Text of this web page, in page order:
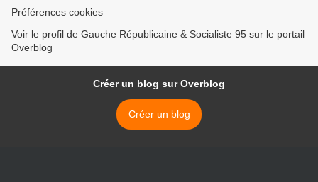
Préférences cookies
Voir le profil de Gauche Républicaine & Socialiste 95 sur le portail
Overblog
Créer un blog sur Overblog
Créer un blog